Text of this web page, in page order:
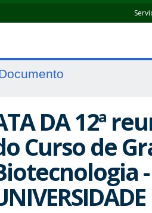
DA 12ª
Curso de